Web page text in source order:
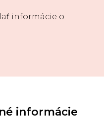
informácie o
informácie